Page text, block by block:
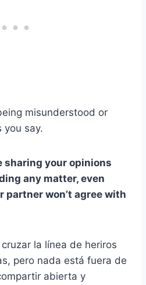
misunderstood or
you say.
sharing your opinions
any matter, even
partner won’t agree with
la línea de heriros
pero nada está fuera de
abierta y